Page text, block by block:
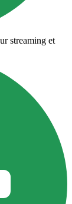
streaming et